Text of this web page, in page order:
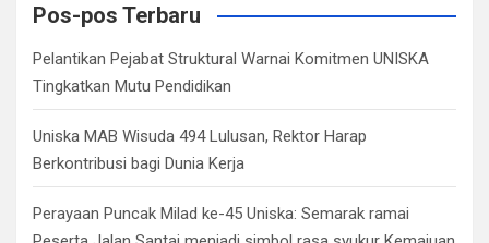
c
Pos-pos Terbaru
Pelantikan Pejabat Struktural Warnai Komitmen UNISKA
Tingkatkan Mutu Pendidikan
Uniska MAB Wisuda 494 Lulusan, Rektor Harap
Berkontribusi bagi Dunia Kerja
Perayaan Puncak Milad ke-45 Uniska: Semarak ramai